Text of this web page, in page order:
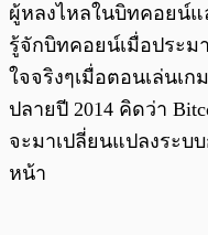
ผู้หลงไหลในบิทคอยน์แ
รู้จักบิทคอยน์เมื่อประม
ใจจริงๆเมื่อตอนเล่นเ
ปลายปี 2014 คิดว่า
จะมาเปลี่ยนแปลงระบ
หน้า